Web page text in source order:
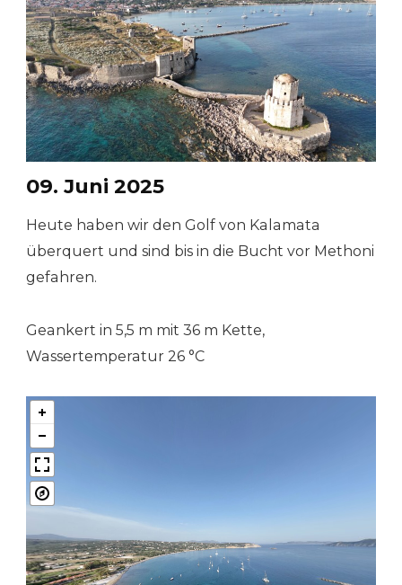
09. Juni 2025
Heute haben wir den Golf von Kalamata
überquert und sind bis in die Bucht vor Methoni
gefahren.
Geankert in 5,5 m mit 36 m Kette,
Wassertemperatur 26 °C